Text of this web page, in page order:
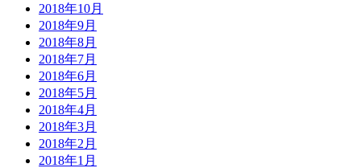
2018年10月
2018年9月
2018年8月
2018年7月
2018年6月
2018年5月
2018年4月
2018年3月
2018年2月
2018年1月